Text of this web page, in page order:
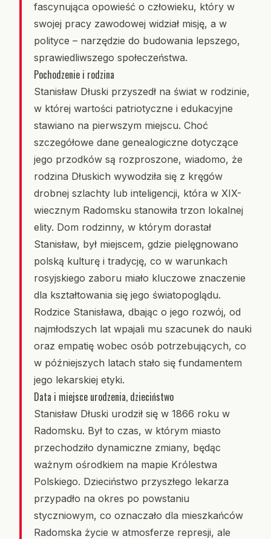
fascynująca opowieść o człowieku, który w
swojej pracy zawodowej widział misję, a w
polityce – narzędzie do budowania lepszego,
sprawiedliwszego społeczeństwa.
Pochodzenie i rodzina
Stanisław Dłuski przyszedł na świat w rodzinie,
w której wartości patriotyczne i edukacyjne
stawiano na pierwszym miejscu. Choć
szczegółowe dane genealogiczne dotyczące
jego przodków są rozproszone, wiadomo, że
rodzina Dłuskich wywodziła się z kręgów
drobnej szlachty lub inteligencji, która w XIX-
wiecznym Radomsku stanowiła trzon lokalnej
elity. Dom rodzinny, w którym dorastał
Stanisław, był miejscem, gdzie pielęgnowano
polską kulturę i tradycję, co w warunkach
rosyjskiego zaboru miało kluczowe znaczenie
dla kształtowania się jego światopoglądu.
Rodzice Stanisława, dbając o jego rozwój, od
najmłodszych lat wpajali mu szacunek do nauki
oraz empatię wobec osób potrzebujących, co
w późniejszych latach stało się fundamentem
jego lekarskiej etyki.
Data i miejsce urodzenia, dzieciństwo
Stanisław Dłuski urodził się w 1866 roku w
Radomsku. Był to czas, w którym miasto
przechodziło dynamiczne zmiany, będąc
ważnym ośrodkiem na mapie Królestwa
Polskiego. Dzieciństwo przyszłego lekarza
przypadło na okres po powstaniu
styczniowym, co oznaczało dla mieszkańców
Radomska życie w atmosferze represji, ale